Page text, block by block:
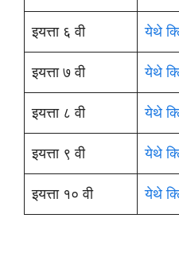
इयत्ता ६ वी येथे
इयत्ता ७ वी येथे
इयत्ता ८ वी येथे
इयत्ता ९ वी येथे
इयत्ता १० वी येथे